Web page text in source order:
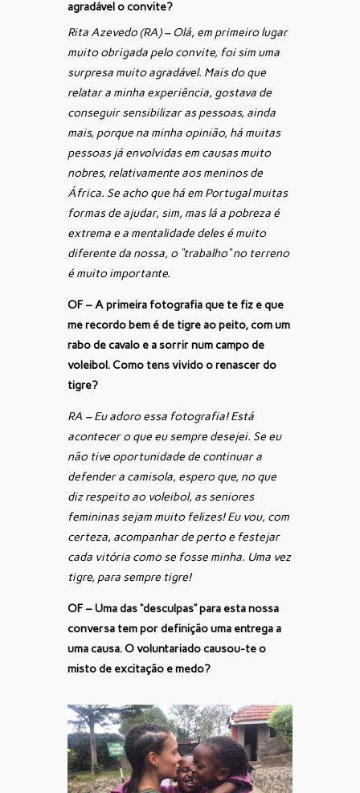
agradável o convite?
Rita Azevedo (RA) – Olá, em primeiro lugar
muito obrigada pelo convite, foi sim uma
surpresa muito agradável. Mais do que
relatar a minha experiência, gostava de
conseguir sensibilizar as pessoas, ainda
mais, porque na minha opinião, há muitas
pessoas já envolvidas em causas muito
nobres, relativamente aos meninos de
África. Se acho que há em Portugal muitas
formas de ajudar, sim, mas lá a pobreza é
extrema e a mentalidade deles é muito
diferente da nossa, o “trabalho” no terreno
é muito importante.
OF – A primeira fotografia que te fiz e que
me recordo bem é de tigre ao peito, com um
rabo de cavalo e a sorrir num campo de
voleibol. Como tens vivido o renascer do
tigre?
RA – Eu adoro essa fotografia! Está
acontecer o que eu sempre desejei. Se eu
não tive oportunidade de continuar a
defender a camisola, espero que, no que
diz respeito ao voleibol, as seniores
femininas sejam muito felizes! Eu vou, com
certeza, acompanhar de perto e festejar
cada vitória como se fosse minha. Uma vez
tigre, para sempre tigre!
OF – Uma das “desculpas” para esta nossa
conversa tem por definição uma entrega a
uma causa. O voluntariado causou-te o
misto de excitação e medo?